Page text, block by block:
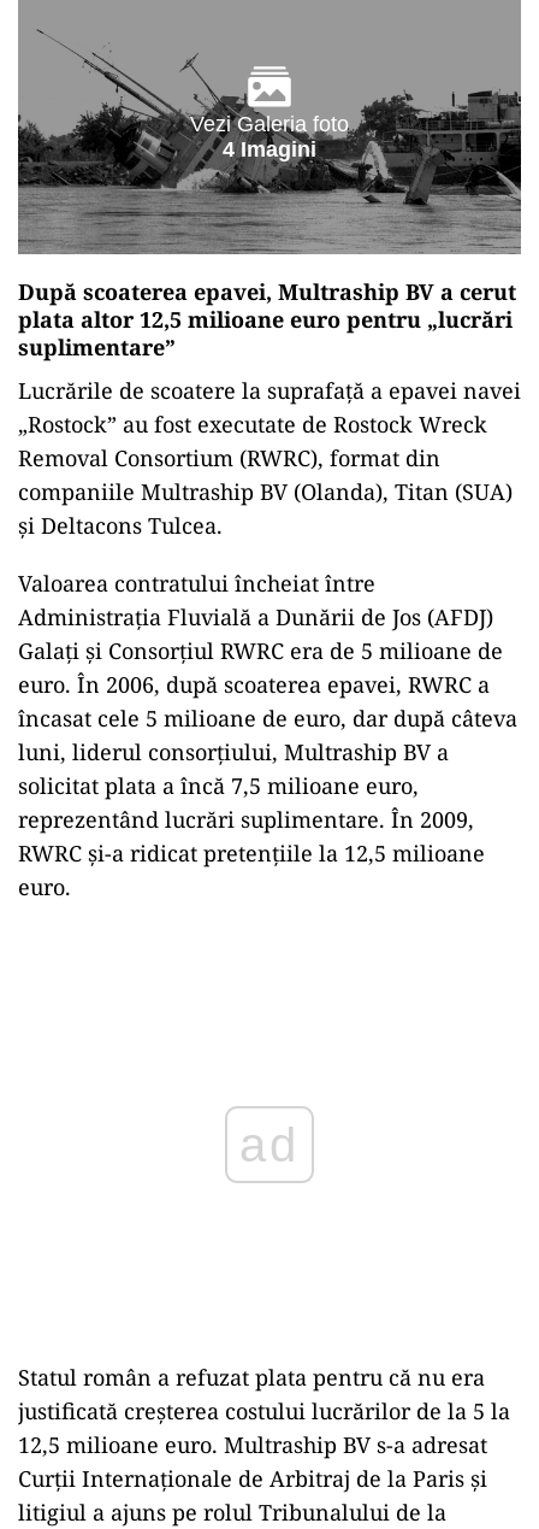
Vezi Galeria foto
4 Imagini
După scoaterea epavei, Multraship BV a cerut
plata altor 12,5 milioane euro pentru „lucrări
suplimentare”
Lucrările de scoatere la suprafață a epavei navei
„Rostock” au fost executate de Rostock Wreck
Removal Consortium (RWRC), format din
companiile Multraship BV (Olanda), Titan (SUA)
şi Deltacons Tulcea.
Valoarea contratului încheiat între
Administrația Fluvială a Dunării de Jos (AFDJ)
Galați și Consorțiul RWRC era de 5 milioane de
euro. În 2006, după scoaterea epavei, RWRC a
încasat cele 5 milioane de euro, dar după câteva
luni, liderul consorțiului, Multraship BV a
solicitat plata a încă 7,5 milioane euro,
reprezentând lucrări suplimentare. În 2009,
RWRC și-a ridicat pretențiile la 12,5 milioane
euro.
ad
Statul român a refuzat plata pentru că nu era
justificată creșterea costului lucrărilor de la 5 la
12,5 milioane euro. Multraship BV s-a adresat
Curții Internaționale de Arbitraj de la Paris și
litigiul a ajuns pe rolul Tribunalului de la